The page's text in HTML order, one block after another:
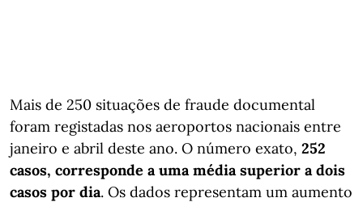
Mais de 250 situações de fraude documental
foram registadas nos aeroportos nacionais entre
janeiro e abril deste ano. O número exato, 252
casos, corresponde a uma média superior a dois
casos por dia. Os dados representam um aumento